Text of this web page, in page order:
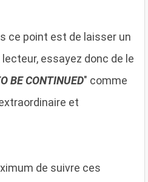
ce point est de laisser un
essayez donc de le
BE CONTINUED" comme
et
de suivre ces